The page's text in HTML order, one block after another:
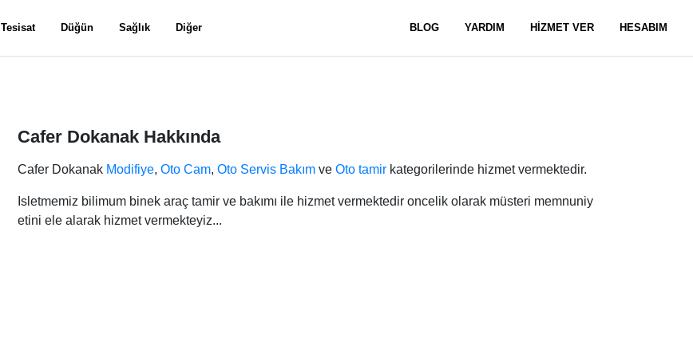
Tesisat Düğün Sağlık Diğer BLOG YARDIM HİZMET VER HESABIM
Cafer Dokanak Hakkında
Cafer Dokanak Modifiye, Oto Cam, Oto Servis Bakım ve Oto tamir kategorilerinde hizmet vermektedir.
Isletmemiz bilimum binek araç tamir ve bakımı ile hizmet vermektedir oncelik olarak müsteri memnuniy
etini ele alarak hizmet vermekteyiz...